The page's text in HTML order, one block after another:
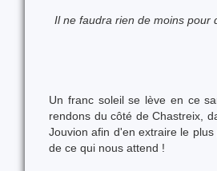
Il ne faudra rien de moins pour
Un franc soleil se lève en ce
rendons du côté de Chastreix,
Jouvion afin d'en extraire le
de ce qui nous attend !